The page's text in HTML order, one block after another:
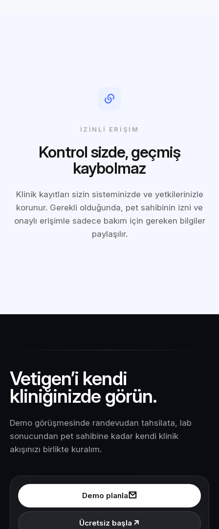
İZINLI ERIŞIM
Kontrol sizde, geçmiş
kaybolmaz
Klinik kayıtları sizin sisteminizde ve yetkilerinizle
korunur. Gerekli olduğunda, pet sahibinin izni ve
onaylı erişimle sadece bakım için gereken bilgiler
paylaşılır.
Vetigen’i kendi
kliniğinizde görün.
Demo görüşmesinde randevudan tahsilata, lab
sonucundan pet sahibine kadar kendi klinik
akışınızı birlikte kuralım.
Demo planla
Ücretsiz başla